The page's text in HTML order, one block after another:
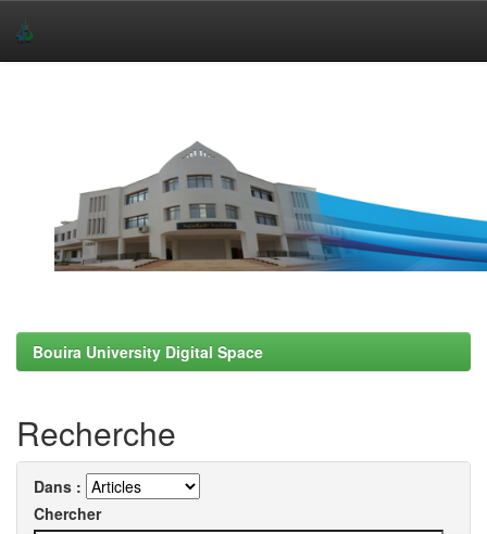
Bouira University Digital Space
Recherche
Dans :
Chercher